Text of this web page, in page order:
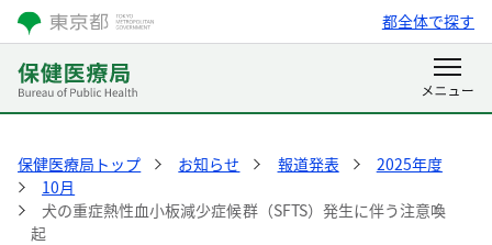
都全体で探す
保健医療局トップ お知らせ 報道発表
2025年度
10月
犬の重症熱性血小板減少症候群（SFTS）発生に伴う注意喚
起